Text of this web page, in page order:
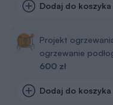
Dodaj do koszyka
Projekt
ogrzewanie
600 zł
Dodaj do koszyka